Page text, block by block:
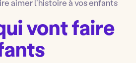
aimer l’histoire à vos enfants
vont faire